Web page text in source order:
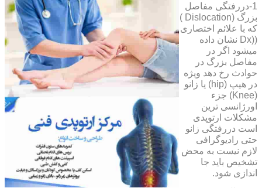
1-دررفتگی مفاصل
بزرگ (Dislocation )
که با علائم اختصاری
((Dx نشان داده
میشود اگر در
مفاصل بزرگ در
حوادث رخ دهد ویژه
در هیپ (hip) یا زانو
(Knee) جزء
اورژانسی ترین
مشکلات ارتوپدی
است دررفتگی زانو
حتی رادیوگرافی
لازم نیست به محض
تشخیص باید جا
اندازی شود.